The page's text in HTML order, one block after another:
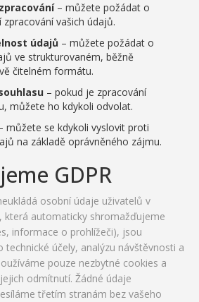
– můžete požádat o
vašich údajů.
údajů – můžete požádat o
ve strukturovaném, běžně
čitelném formátu.
– pokud je zpracování
můžete ho kdykoli odvolat.
můžete se kdykoli vyslovit proti
na základě oprávněného zájmu.
GDPR
osobní údaje uživatelů v
která automaticky shromažďujeme
informace o prohlížeči), jsou
technické účely, analýzu návštěvnosti a
pouze nezbytné cookies a
odmítnutí. Žádné údaje
třetím stranám bez vašeho